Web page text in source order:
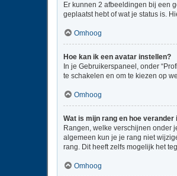
Er kunnen 2 afbeeldingen bij een
geplaatst hebt of wat je status is.
Omhoog
Hoe kan ik een avatar instellen?
In je Gebruikerspaneel, onder
te schakelen en om te kiezen op
Omhoog
Wat is mijn rang en hoe verander
Rangen, welke verschijnen onder
algemeen kun je je rang niet
rang. Dit heeft zelfs mogelijk het
Omhoog